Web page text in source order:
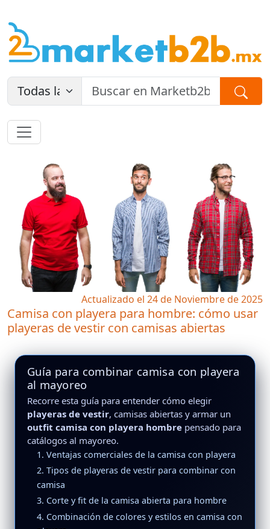
Actualizado el 24 de Noviembre de 2025
Camisa con playera para hombre: cómo usar
playeras de vestir con camisas abiertas
Guía para combinar camisa con playera
al mayoreo
Recorre esta guía para entender cómo elegir
playeras de vestir, camisas abiertas y armar un
outfit camisa con playera hombre pensado para
catálogos al mayoreo.
1. Ventajas comerciales de la camisa con playera
2. Tipos de playeras de vestir para combinar con
camisa
3. Corte y fit de la camisa abierta para hombre
4. Combinación de colores y estilos en camisa con